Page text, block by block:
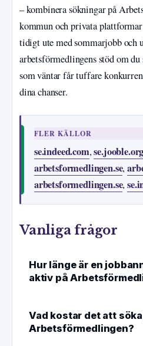
– kombinera sökningar på
kommun och privata
tidigt ute med sommarjobb och
arbetsförmedlingens stöd om
som väntar får tuffare
dina chanser.
FLER KÄLLOR
se.indeed.com,se.jooble.org
arbetsformedlingen.se,
arbetsformedlingen.se,
Vanliga frågor
Hur länge är en
aktiv på
Vad kostar det att
Arbetsförmedlingen?